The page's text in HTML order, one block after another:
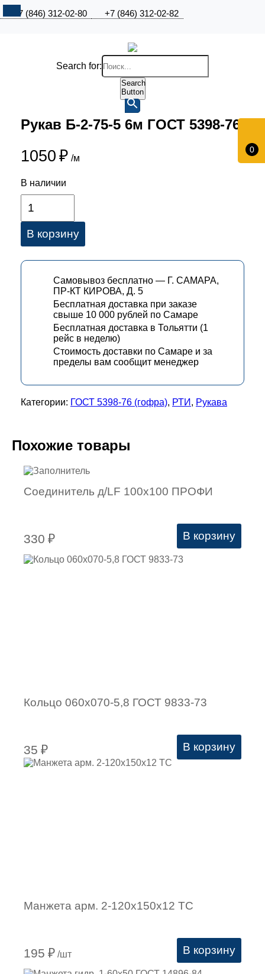
+7 (846) 312-02-80 +7 (846) 312-02-82
0
Search for:
Search
Button
Рукав Б-2-75-5 6м ГОСТ 5398-76
1050 ₽ /м
В наличии
В корзину
Самовывоз бесплатно — Г. САМАРА,
ПР-КТ КИРОВА, Д. 5
Бесплатная доставка при заказе
свыше 10 000 рублей по Самаре
Бесплатная доставка в Тольятти (1
рейс в неделю)
Стоимость доставки по Самаре и за
пределы вам сообщит менеджер
Категории: ГОСТ 5398-76 (гофра), РТИ , Рукава
Похожие товары
Соединитель д/LF 100х100 ПРОФИ
330 ₽ В корзину
Кольцо 060х070-5,8 ГОСТ 9833-73
35 ₽ В корзину
Манжета арм. 2-120х150х12 ТС
195 ₽ /шт В корзину